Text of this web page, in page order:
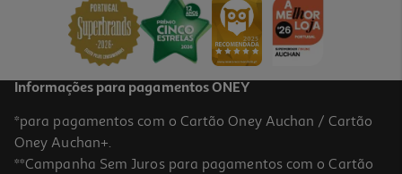
Informações para pagamentos ONEY
*para pagamentos com o Cartão Oney Auchan / Cartão
Oney Auchan+.
**Campanha Sem Juros para pagamentos com o Cartão